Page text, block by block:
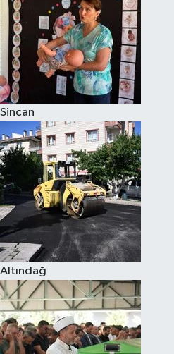
Sincan
Altındağ